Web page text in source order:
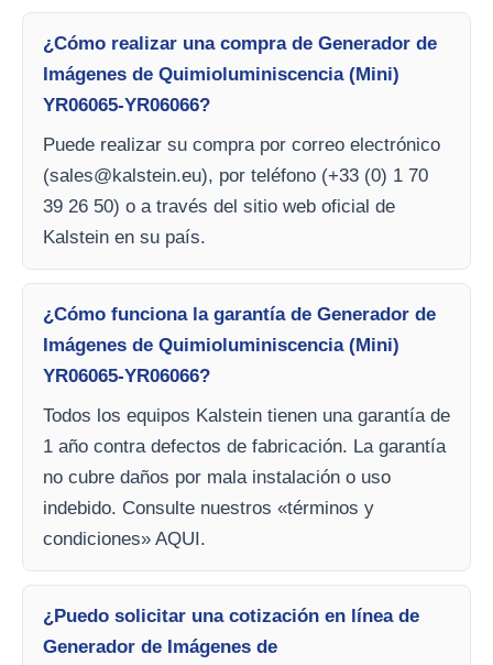
¿Cómo realizar una compra de Generador de
Imágenes de Quimioluminiscencia (Mini)
YR06065-YR06066?
Puede realizar su compra por correo electrónico
(sales@kalstein.eu), por teléfono (+33 (0) 1 70
39 26 50) o a través del sitio web oficial de
Kalstein en su país.
¿Cómo funciona la garantía de Generador de
Imágenes de Quimioluminiscencia (Mini)
YR06065-YR06066?
Todos los equipos Kalstein tienen una garantía de
1 año contra defectos de fabricación. La garantía
no cubre daños por mala instalación o uso
indebido. Consulte nuestros «términos y
condiciones» AQUI.
¿Puedo solicitar una cotización en línea de
Generador de Imágenes de